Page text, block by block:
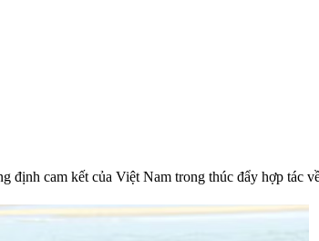
cam kết của Việt Nam trong thúc đẩy hợp tác